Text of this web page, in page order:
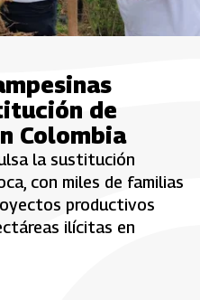
de
Colombia
la sustitución
con miles de familias
productivos
ilícitas en